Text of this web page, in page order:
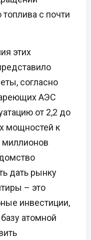
с почти
этих
согласно
АЭС
от 2,2 до
мощностей к
миллионов
дать рынку
– это
инвестиции,
атомной